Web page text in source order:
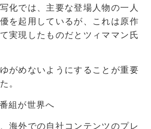
化では、主要な登場人物の一人
を起用しているが、これは原作
実現したものだとツィママン氏
がめないようにすることが重要
。
組が世界へ
海外での自社コンテンツのプレ